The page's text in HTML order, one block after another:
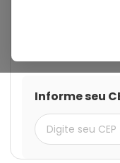
Informe seu